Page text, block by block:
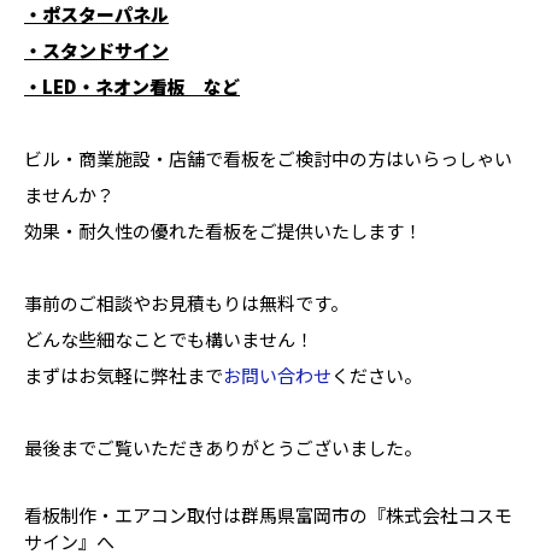
・ポスターパネル
・スタンドサイン
・LED・ネオン看板 など
ビル・商業施設・店舗で看板をご検討中の方はいらっしゃい
ませんか？
効果・耐久性の優れた看板をご提供いたします！
事前のご相談やお見積もりは無料です。
どんな些細なことでも構いません！
まずはお気軽に弊社までお問い合わせください。
最後までご覧いただきありがとうございました。
看板制作・エアコン取付は群馬県富岡市の『株式会社コスモ
サイン』へ